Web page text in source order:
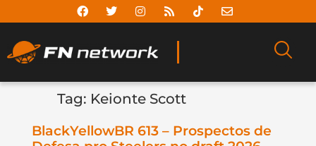
Tag: Keionte Scott
BlackYellowBR 613 – Prospectos de